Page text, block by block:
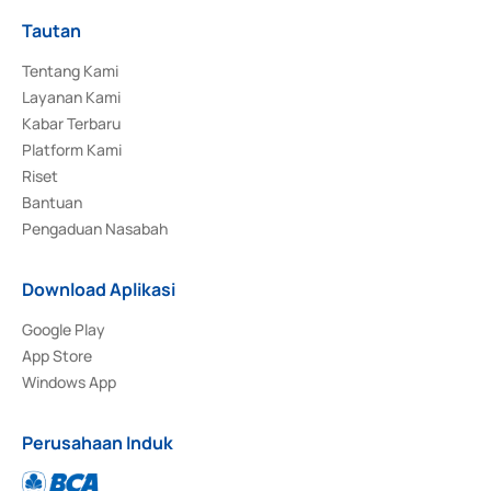
Tautan
Tentang Kami
Layanan Kami
Kabar Terbaru
Platform Kami
Riset
Bantuan
Pengaduan Nasabah
Download Aplikasi
Google Play
App Store
Windows App
Perusahaan Induk